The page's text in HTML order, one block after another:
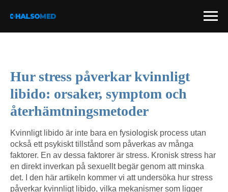
Hur stress påverkar kvinnligt
libido: orsaker, symptom och
återhämtningsmetoder
Kvinnligt libido är inte bara en fysiologisk process utan
också ett psykiskt tillstånd som påverkas av många
faktorer. En av dessa faktorer är stress. Kronisk stress har
en direkt inverkan på sexuellt begär genom att minska
det. I den här artikeln kommer vi att undersöka hur stress
påverkar kvinnligt libido, vilka mekanismer som ligger